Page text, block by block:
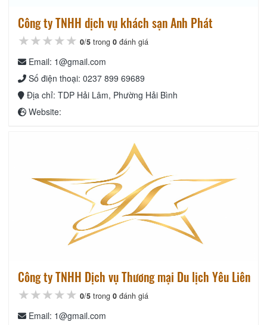
Công ty TNHH dịch vụ khách sạn Anh Phát
★★★★★
★★★★★
★★★★★ 0/5 trong 0 đánh giá
Email: 1@gmail.com
Số điện thoại: 0237 899 69689
Địa chỉ: TDP Hải Lâm, Phường Hải Bình
Website:
Công ty TNHH Dịch vụ Thương mại Du lịch Yêu Liên
★★★★★
★★★★★
★★★★★ 0/5 trong 0 đánh giá
Email: 1@gmail.com